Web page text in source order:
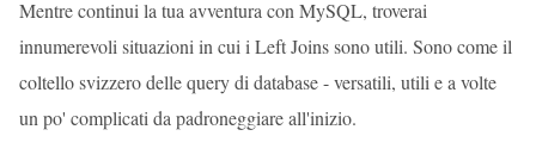
Mentre continui la tua avventura con MySQL, troverai
innumerevoli situazioni in cui i Left Joins sono utili. Sono come il
coltello svizzero delle query di database - versatili, utili e a volte
un po' complicati da padroneggiare all'inizio.